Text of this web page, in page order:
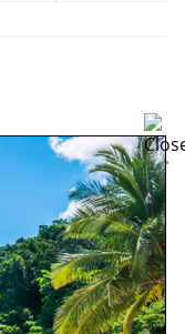
υφές και
Pillow.